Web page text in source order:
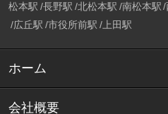
松本駅 長野駅 北松本駅 南松本駅
広丘駅 市役所前駅 上田駅
ホーム
会社概要